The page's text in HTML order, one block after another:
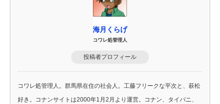
海月くらげ
コワレ処管理人
投稿者プロフィール
コワレ処管理人。群馬県在住の社会人。工藤フリークな平次と、萩松
好き。コナンサイトは2000年1月2月より運営。コナン、タイバニ、